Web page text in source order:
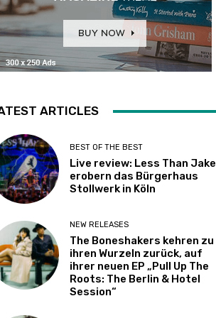
ARTICLES
BEST OF THE BEST
Live review: Less Than Jake
erobern das Bürgerhaus
Stollwerk in Köln
NEW RELEASES
The Boneshakers kehren zu
ihren Wurzeln zurück, auf
ihrer neuen EP „Pull Up The
Roots: The Berlin & Hotel
Session“